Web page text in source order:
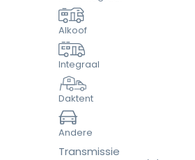
Alkoof
Integraal
Daktent
Andere
Transmissie